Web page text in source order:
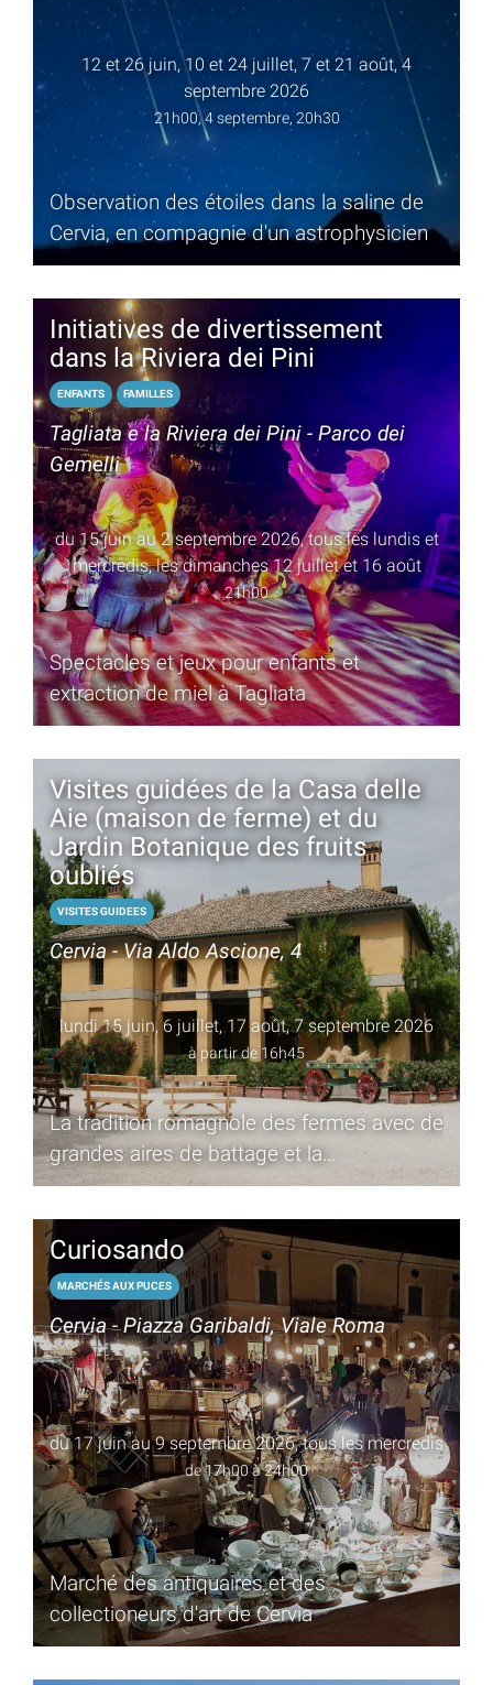
12 et 26 juin, 10 et 24 juillet, 7 et 21 août, 4
septembre 2026
21h00, 4 septembre, 20h30
Observation des étoiles dans la saline de
Cervia, en compagnie d'un astrophysicien
Initiatives de divertissement
dans la Riviera dei Pini
ENFANTS FAMILLES
Tagliata e la Riviera dei Pini - Parco dei
Gemelli
du 15 juin au 2 septembre 2026, tous les lundis et
mercredis, les dimanches 12 juillet et 16 août
21h00
Spectacles et jeux pour enfants et
extraction de miel à Tagliata
Visites guidées de la Casa delle
Aie (maison de ferme) et du
Jardin Botanique des fruits
oubliés
VISITES GUIDEES
Cervia - Via Aldo Ascione, 4
lundi 15 juin, 6 juillet, 17 août, 7 septembre 2026
à partir de 16h45
La tradition romagnole des fermes avec de
grandes aires de battage et la
redécouverte de fruits oubliés
Curiosando
MARCHÉS AUX PUCES
Cervia - Piazza Garibaldi, Viale Roma
du 17 juin au 9 septembre 2026, tous les mercredis
de 17h00 à 24h00
Marché des antiquaires et des
collectioneurs d'art de Cervia